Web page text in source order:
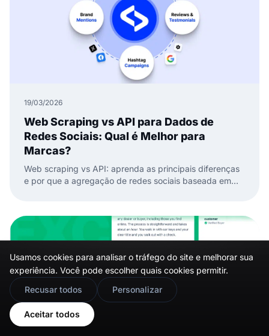
19/03/2026
Web Scraping vs API para Dados de
Redes Sociais: Qual é Melhor para
Marcas?
Web scraping vs API: aprenda as principais diferenças
e por que a agregação de redes sociais baseada em
Usamos cookies para analisar o tráfego do site e melhorar sua
experiência. Você pode escolher quais cookies permitir.
Recusar todos
Personalizar
Aceitar todos
🇬🇧 Would you prefer this site in English?
View in English